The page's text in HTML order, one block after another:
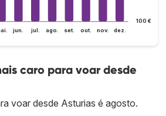
100 €
jun. jul. ago. set. out. nov. dez.
caro para voar desde
voar desde Asturias é agosto.